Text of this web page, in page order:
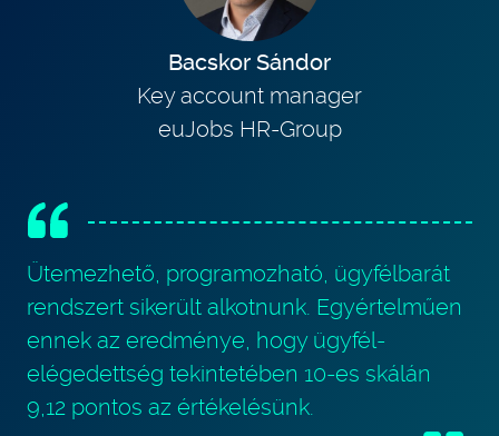
Bacskor Sándor
Key account manager
euJobs HR-Group
Ütemezhető, programozható, ügyfélbarát
rendszert sikerült alkotnunk. Egyértelműen
ennek az eredménye, hogy ügyfél-
elégedettség tekintetében 10-es skálán
9,12 pontos az értékelésünk.